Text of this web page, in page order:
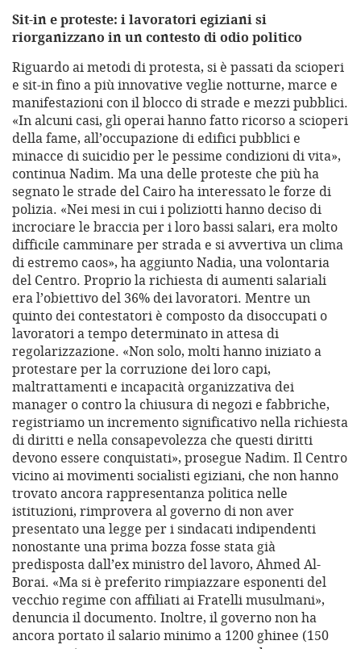
Sit-in e proteste: i lavoratori egiziani si
riorganizzano in un contesto di odio politico
Riguardo ai metodi di protesta, si è passati da scioperi
e sit-in fino a più innovative veglie notturne, marce e
manifestazioni con il blocco di strade e mezzi pubblici.
«In alcuni casi, gli operai hanno fatto ricorso a scioperi
della fame, all’occupazione di edifici pubblici e
minacce di suicidio per le pessime condizioni di vita»,
continua Nadim. Ma una delle proteste che più ha
segnato le strade del Cairo ha interessato le forze di
polizia. «Nei mesi in cui i poliziotti hanno deciso di
incrociare le braccia per i loro bassi salari, era molto
difficile camminare per strada e si avvertiva un clima
di estremo caos», ha aggiunto Nadia, una volontaria
del Centro. Proprio la richiesta di aumenti salariali
era l’obiettivo del 36% dei lavoratori. Mentre un
quinto dei contestatori è composto da disoccupati o
lavoratori a tempo determinato in attesa di
regolarizzazione. «Non solo, molti hanno iniziato a
protestare per la corruzione dei loro capi,
maltrattamenti e incapacità organizzativa dei
manager o contro la chiusura di negozi e fabbriche,
registriamo un incremento significativo nella richiesta
di diritti e nella consapevolezza che questi diritti
devono essere conquistati», prosegue Nadim. Il Centro
vicino ai movimenti socialisti egiziani, che non hanno
trovato ancora rappresentanza politica nelle
istituzioni, rimprovera al governo di non aver
presentato una legge per i sindacati indipendenti
nonostante una prima bozza fosse stata già
predisposta dall’ex ministro del lavoro, Ahmed Al-
Borai. «Ma si è preferito rimpiazzare esponenti del
vecchio regime con affiliati ai Fratelli musulmani»,
denuncia il documento. Inoltre, il governo non ha
ancora portato il salario minimo a 1200 ghinee (150